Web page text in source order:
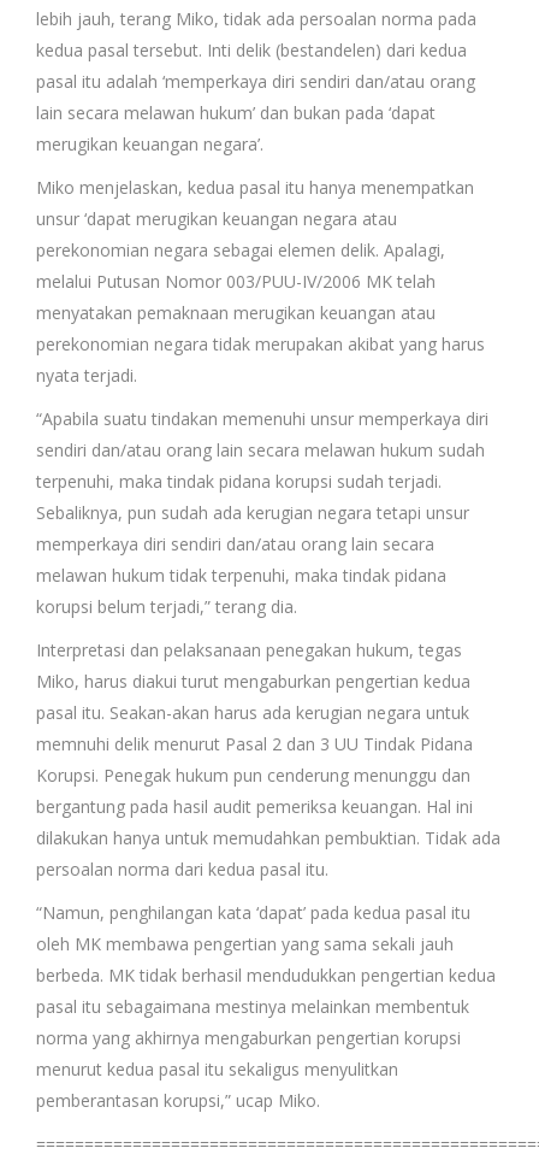
lebih jauh, terang Miko, tidak ada persoalan norma pada
kedua pasal tersebut. Inti delik (bestandelen) dari kedua
pasal itu adalah ‘memperkaya diri sendiri dan/atau orang
lain secara melawan hukum’ dan bukan pada ‘dapat
merugikan keuangan negara’.
Miko menjelaskan, kedua pasal itu hanya menempatkan
unsur ‘dapat merugikan keuangan negara atau
perekonomian negara sebagai elemen delik. Apalagi,
melalui Putusan Nomor 003/PUU-IV/2006 MK telah
menyatakan pemaknaan merugikan keuangan atau
perekonomian negara tidak merupakan akibat yang harus
nyata terjadi.
“Apabila suatu tindakan memenuhi unsur memperkaya diri
sendiri dan/atau orang lain secara melawan hukum sudah
terpenuhi, maka tindak pidana korupsi sudah terjadi.
Sebaliknya, pun sudah ada kerugian negara tetapi unsur
memperkaya diri sendiri dan/atau orang lain secara
melawan hukum tidak terpenuhi, maka tindak pidana
korupsi belum terjadi,” terang dia.
Interpretasi dan pelaksanaan penegakan hukum, tegas
Miko, harus diakui turut mengaburkan pengertian kedua
pasal itu. Seakan-akan harus ada kerugian negara untuk
memnuhi delik menurut Pasal 2 dan 3 UU Tindak Pidana
Korupsi. Penegak hukum pun cenderung menunggu dan
bergantung pada hasil audit pemeriksa keuangan. Hal ini
dilakukan hanya untuk memudahkan pembuktian. Tidak ada
persoalan norma dari kedua pasal itu.
“Namun, penghilangan kata ‘dapat’ pada kedua pasal itu
oleh MK membawa pengertian yang sama sekali jauh
berbeda. MK tidak berhasil mendudukkan pengertian kedua
pasal itu sebagaimana mestinya melainkan membentuk
norma yang akhirnya mengaburkan pengertian korupsi
menurut kedua pasal itu sekaligus menyulitkan
pemberantasan korupsi,” ucap Miko.